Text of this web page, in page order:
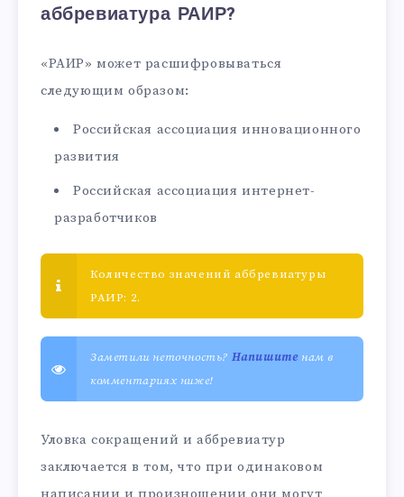
аббревиатура РАИР?
«РАИР» может расшифровываться
следующим образом:
Российская ассоциация инновационного
развития
Российская ассоциация интернет-
разработчиков
Количество значений аббревиатуры
РАИР: 2.
Заметили неточность? Напишитенам в
комментариях ниже!
Уловка сокращений и аббревиатур
заключается в том, что при одинаковом